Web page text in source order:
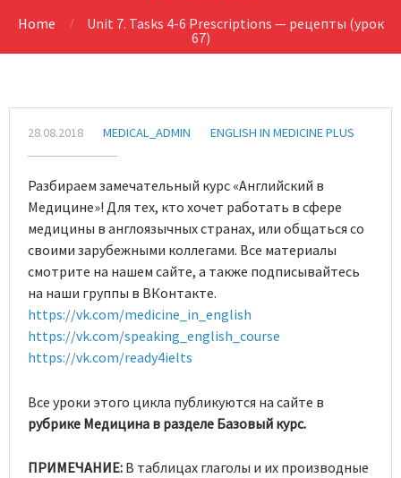
Home
Unit 7. Tasks 4-6 Prescriptions — рецепты (урок
67)
28.08.2018 MEDICAL_ADMIN ENGLISH IN MEDICINE PLUS
Разбираем замечательный курс «Английский в
Медицине»! Для тех, кто хочет работать в сфере
медицины в англоязычных странах, или общаться со
своими зарубежными коллегами. Все материалы
смотрите на нашем сайте, а также подписывайтесь
на наши группы в ВКонтакте.
https://vk.com/medicine_in_english
https://vk.com/speaking_english_course
https://vk.com/ready4ielts
Все уроки этого цикла публикуются на сайте в
рубрике Медицина в разделе Базовый курс.
ПРИМЕЧАНИЕ: В таблицах глаголы и их производные